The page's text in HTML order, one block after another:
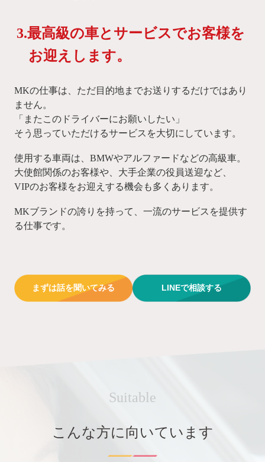
3.最高級の車とサービスでお客様を
お迎えします。
MKの仕事は、ただ目的地までお送りするだけではあり
ません。
「またこのドライバーにお願いしたい」
そう思っていただけるサービスを大切にしています。
使用する車両は、BMWやアルファードなどの高級車。
大使館関係のお客様や、大手企業の役員送迎など、
VIPのお客様をお迎えする機会も多くあります。
MKブランドの誇りを持って、一流のサービスを提供す
る仕事です。
まずは話を聞いてみる LINEで相談する
Suitable
こんな方に向いています